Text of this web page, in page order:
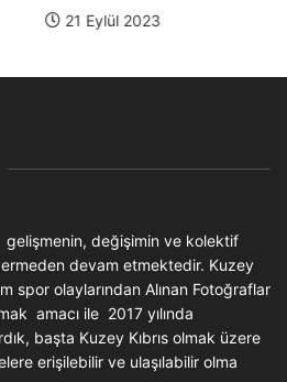
gelişmenin, değişimin ve kolektif
devam etmektedir. Kuzey
spor olaylarından Alınan Fotoğraflar
amacı ile 2017 yılında
başta Kuzey Kıbrıs olmak üzere
erişilebilir ve ulaşılabilir olma